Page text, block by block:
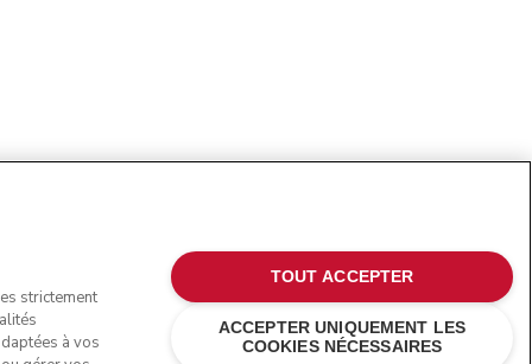
strictement
à vos
ACCEPTER UNIQUEMENT LES
COOKIES NÉCESSAIRES
TOUT ACCEPTER